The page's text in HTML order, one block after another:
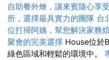
自助餐外燴，讓來賓隨心享
所，選擇最具實力的團隊 台
位打掃阿姨，幫您解決家務
聚會的完美選擇 House位於
綠色區域和輕鬆的環境中。